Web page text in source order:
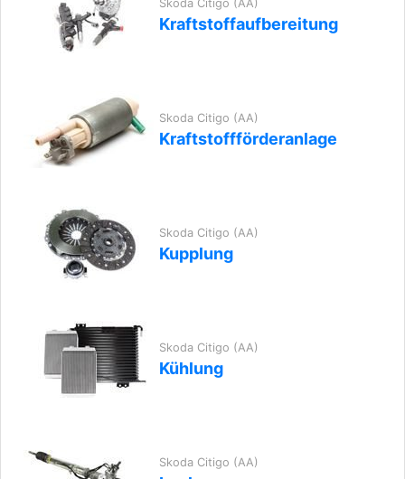
Skoda Citigo (AA)
Kraftstoffaufbereitung
Skoda Citigo (AA)
Kraftstoffförderanlage
Skoda Citigo (AA)
Kupplung
Skoda Citigo (AA)
Kühlung
Skoda Citigo (AA)